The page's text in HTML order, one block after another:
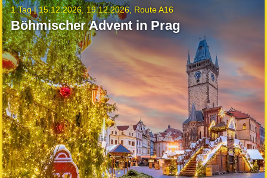
1 Tag |15.12.2026 19.12.2026 Route A16
Böhmischer Advent in Prag